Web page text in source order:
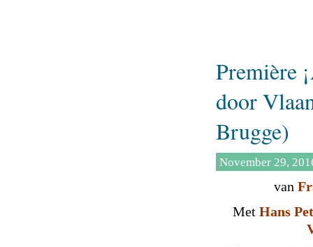
Première
door
Brugge)
November 29,
van
Met Hans